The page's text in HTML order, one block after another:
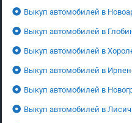
Выкуп автомобилей в
Выкуп автомобилей в
Выкуп автомобилей в
Выкуп автомобилей в
Выкуп автомобилей в
Выкуп автомобилей в